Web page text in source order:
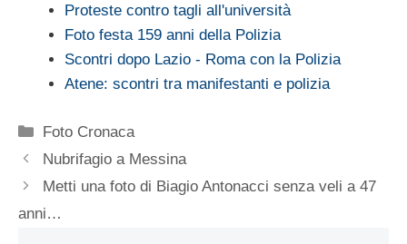
Proteste contro tagli all'università
Foto festa 159 anni della Polizia
Scontri dopo Lazio - Roma con la Polizia
Atene: scontri tra manifestanti e polizia
Categorie
Foto Cronaca
Nubrifagio a Messina
Metti una foto di Biagio Antonacci senza veli a 47
anni…